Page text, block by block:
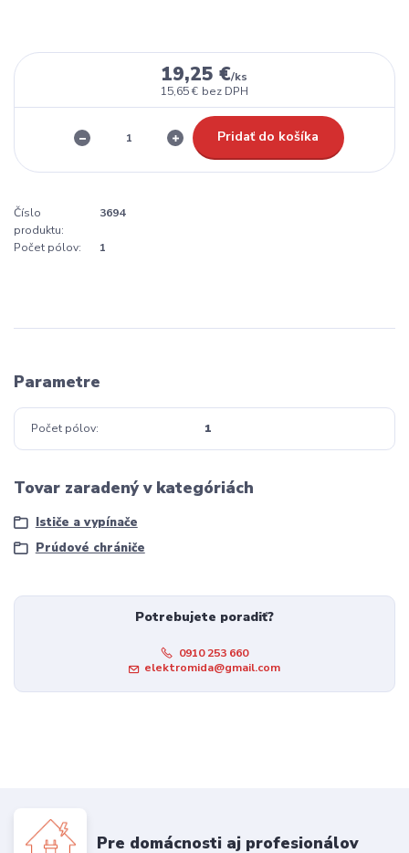
19,25 €/ks
15,65 € bez DPH
Pridať do košíka
Číslo
produktu:
3694
Počet pólov: 1
Parametre
Počet pólov 1
Tovar zaradený v kategóriách
Ističe a vypínače
Prúdové chrániče
Potrebujete poradiť?
0910 253 660
elektromida@gmail.com
Pre domácnosti aj profesionálov